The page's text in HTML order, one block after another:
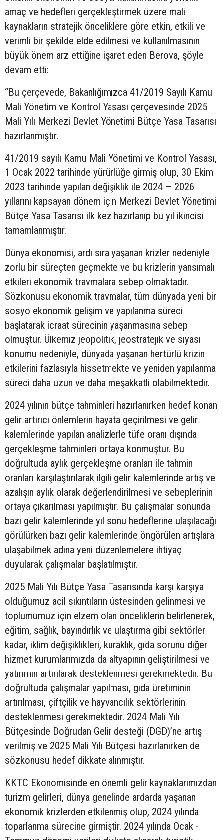
amaç ve hedefleri gerçekleştirmek üzere mali
kaynakların stratejik önceliklere göre etkin, etkili ve
verimli bir şekilde elde edilmesi ve kullanılmasının
büyük önem arz ettiğine işaret eden Berova, şöyle
devam etti:
“Bu çerçevede, Bakanlığımızca 41/2019 Sayılı Kamu
Mali Yönetim ve Kontrol Yasası çerçevesinde 2025
Mali Yılı Merkezi Devlet Yönetimi Bütçe Yasa Tasarısı
hazırlanmıştır.
41/2019 sayılı Kamu Mali Yönetimi ve Kontrol Yasası,
1 Ocak 2022 tarihinde yürürlüğe girmiş olup, 30 Ekim
2023 tarihinde yapılan değişiklik ile 2024 – 2026
yıllarını kapsayan dönem için Merkezi Devlet Yönetimi
Bütçe Yasa Tasarısı ilk kez hazırlanıp bu yıl ikincisi
tamamlanmıştır.
Dünya ekonomisi, ardı sıra yaşanan krizler nedeniyle
zorlu bir süreçten geçmekte ve bu krizlerin yansımalı
etkileri ekonomik travmalara sebep olmaktadır.
Sözkonusu ekonomik travmalar, tüm dünyada yeni bir
sosyo ekonomik gelişim ve yapılanma süreci
başlatarak icraat sürecinin yaşanmasına sebep
olmuştur. Ülkemiz jeopolitik, jeostratejik ve siyasi
konumu nedeniyle, dünyada yaşanan hertürlü krizin
etkilerini fazlasıyla hissetmekte ve yeniden yapılanma
süreci daha uzun ve daha meşakkatli olabilmektedir.
2024 yılının bütçe tahminleri hazırlanırken hedef konan
gelir artırıcı önlemlerin hayata geçirilmesi ve gelir
kalemlerinde yapılan analizlerle tüfe oranı dışında
gerçekleşme tahminleri ortaya konmuştur. Bu
doğrultuda aylık gerçekleşme oranları ile tahmin
oranları karşılaştırılarak ilgili gelir kalemlerinde artış ve
azalışın aylık olarak değerlendirilmesi ve sebeplerinin
ortaya çıkarılması yapılmıştır. Bu çalışmalar sonunda
bazı gelir kalemlerinde yıl sonu hedeflerine ulaşılacağı
görülürken bazı gelir kalemlerinde öngörülen artışlara
ulaşabilmek adına yeni düzenlemelere ihtiyaç
duyularak çalışmalar başlatılmıştır.
2025 Mali Yılı Bütçe Yasa Tasarısında karşı karşıya
olduğumuz acil sıkıntıların üstesinden gelinmesi ve
toplumumuz için elzem olan önceliklerin belirlenerek,
eğitim, sağlık, bayındırlık ve ulaştırma gibi sektörler
kadar, iklim değişiklikleri, kuraklık, gıda sorunu diğer
hizmet kurumlarımızda da altyapının geliştirilmesi ve
yatırımın artırılarak desteklenmesi gerekmektedir. Bu
doğrultuda çalışmalar yapılması, gıda üretiminin
artırılması, çiftçilik ve hayvancılık sektörlerinin
desteklenmesi gerekmektedir. 2024 Mali Yılı
Bütçesinde Doğrudan Gelir desteği (DGD)’ne artış
verilmiş ve 2025 Mali Yılı Bütçesi hazırlanırken de
sözkonusu hedef dikkate alınmıştır.
KKTC Ekonomisinde en önemli gelir kaynaklarımızdan
turizm gelirleri, dünya genelinde ardarda yaşanan
ekonomik krizlerden etkilenmiş olup, 2024 yılında
toparlanma sürecine girmiştir. 2024 yılında Ocak -